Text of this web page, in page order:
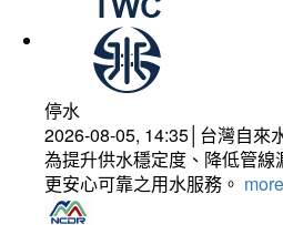
停水
2026-08-05, 14:35│台灣自來
為提升供水穩定度、降低管
更安心可靠之用水服務。